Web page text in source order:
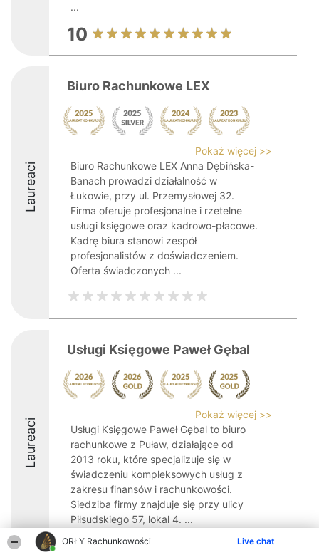
ORŁY Rachunkowości Live chat
...
10
Laureaci
Biuro Rachunkowe LEX
Pokaż więcej >>
Biuro Rachunkowe LEX Anna Dębińska-
Banach prowadzi działalność w
Łukowie, przy ul. Przemysłowej 32.
Firma oferuje profesjonalne i rzetelne
usługi księgowe oraz kadrowo-płacowe.
Kadrę biura stanowi zespół
profesjonalistów z doświadczeniem.
Oferta świadczonych ...
Laureaci
Usługi Księgowe Paweł Gębal
Pokaż więcej >>
Usługi Księgowe Paweł Gębal to biuro
rachunkowe z Puław, działające od
2013 roku, które specjalizuje się w
świadczeniu kompleksowych usług z
zakresu finansów i rachunkowości.
Siedziba firmy znajduje się przy ulicy
Piłsudskiego 57, lokal 4. ...
9.4